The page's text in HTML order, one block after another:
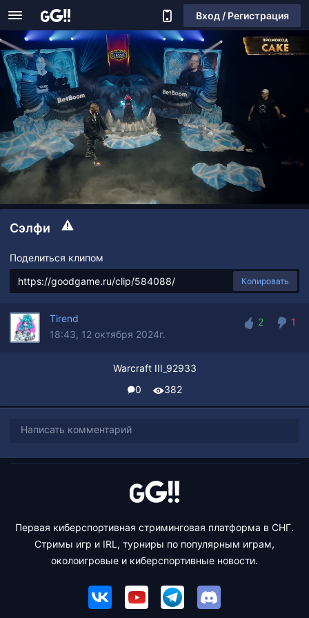
Вход / Регистрация
Сэлфи
Поделиться клипом
Копировать
Tirend
18:43, 12 октября 2024г.
2
1
Warcraft III_92933
0
382
Написать комментарий
Первая киберспортивная стриминговая платформа в СНГ.
Стримы игр и IRL, турниры по популярным играм,
околоигровые и киберспортивные новости.